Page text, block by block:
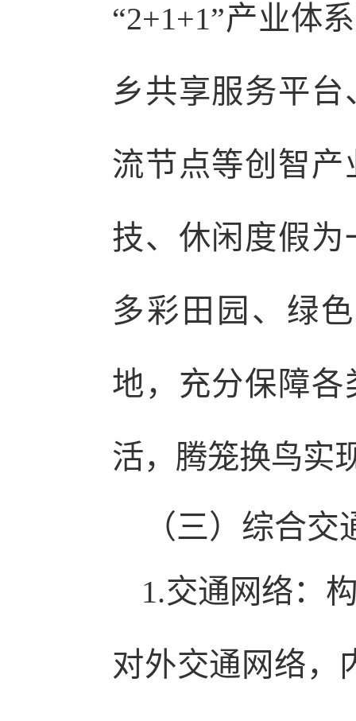
“2+1+1”产业体
乡共享服务平
流节点等创智
技、休闲度假
多彩田园、绿
地，充分保障
活，腾笼换鸟实
（三）综合
1.交通网络：
对外交通网络，